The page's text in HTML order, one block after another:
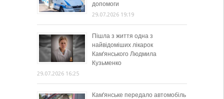
допомоги
29.07.2026 19:19
Пішла з життя одна з
найвідоміших лікарок
Кам’янського Людмила
Кузьменко
29.07.2026 16:25
Кам’янське передало автомобіль